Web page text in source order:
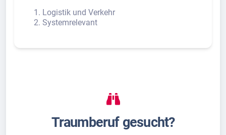
Logistik und Verkehr
Systemrelevant
Traumberuf gesucht?